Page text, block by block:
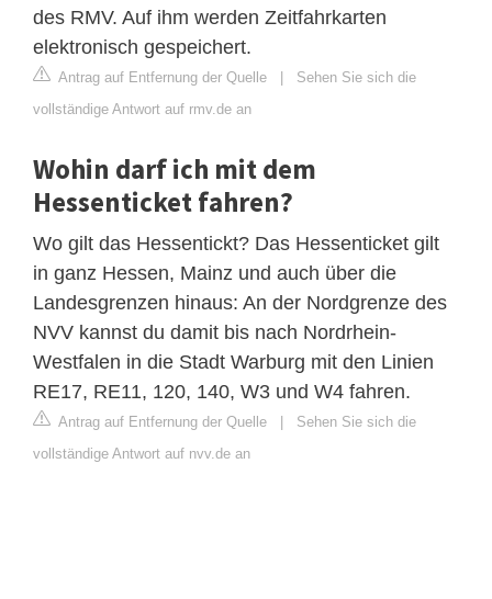
des RMV. Auf ihm werden Zeitfahrkarten
elektronisch gespeichert.
Antrag auf Entfernung der Quelle | Sehen Sie sich die
vollständige Antwort auf rmv.de an
Wohin darf ich mit dem
Hessenticket fahren?
Wo gilt das Hessentickt? Das Hessenticket gilt
in ganz Hessen, Mainz und auch über die
Landesgrenzen hinaus: An der Nordgrenze des
NVV kannst du damit bis nach Nordrhein-
Westfalen in die Stadt Warburg mit den Linien
RE17, RE11, 120, 140, W3 und W4 fahren.
Antrag auf Entfernung der Quelle | Sehen Sie sich die
vollständige Antwort auf nvv.de an